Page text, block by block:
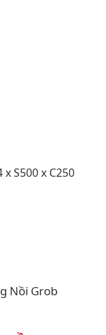
S500 x C250
Nồi Grob